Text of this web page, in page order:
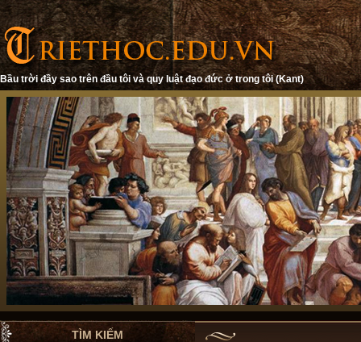
Bầu trời đầy sao trên đầu tôi và quy luật đạo đức ở trong tôi (Kant)
TÌM KIẾM